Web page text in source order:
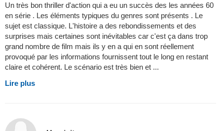
Un très bon thriller d'action qui a eu un succès des les années 60
en série . Les éléments typiques du genres sont présents . Le
sujet est classique. L'histoire a des rebondissements et des
surprises mais certaines sont inévitables car c'est ça dans trop
grand nombre de film mais ils y en a qui en sont réellement
provoqué par les informations fournissent tout le long en restant
claire et cohérent. Le scénario est très bien et ...
Lire plus